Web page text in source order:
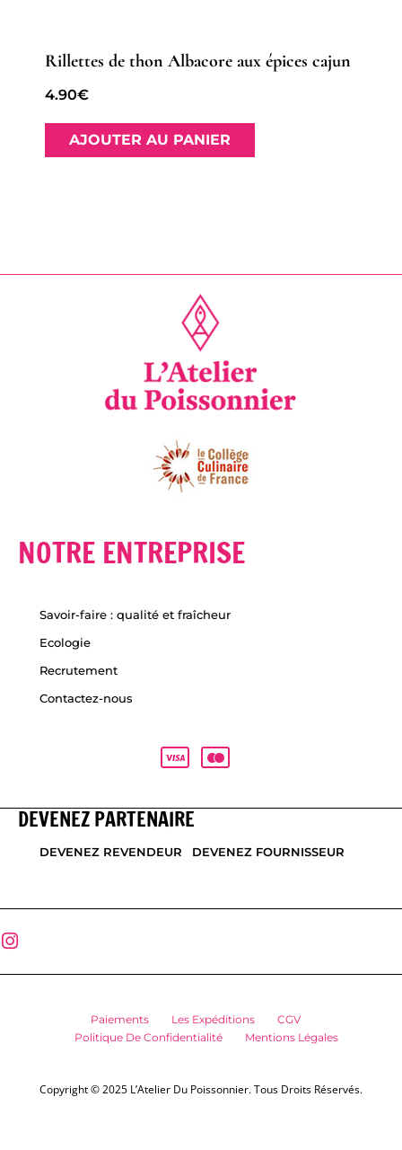
Rillettes de thon Albacore aux épices cajun
4.90€
AJOUTER AU PANIER
NOTRE ENTREPRISE
Savoir-faire : qualité et fraîcheur
Ecologie
Recrutement
Contactez-nous
DEVENEZ PARTENAIRE
DEVENEZ REVENDEUR DEVENEZ FOURNISSEUR
Copyright © 2025 L’Atelier Du Poissonnier. Tous Droits Réservés.
Paiements Les Expéditions
CGV
Politique De Confidentialité
Mentions Légales